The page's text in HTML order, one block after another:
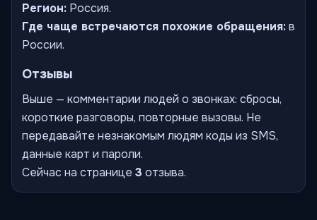
Регион: Россия.
Где чаще встречаются похожие обращения:в
России.
Отзывы
Выше — комментарии людей о звонках: сбросы,
короткие разговоры, повторные вызовы. Не
передавайте незнакомым людям коды из SMS,
данные карт и пароли.
Сейчас на странице 3 отзыва.